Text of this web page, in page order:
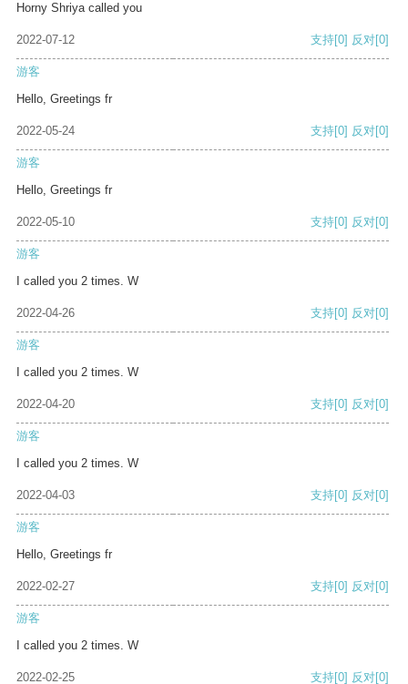
Horny Shriya called you
2022-07-12 支持[0] 反对[0]
游客
Hello, Greetings fr
2022-05-24 支持[0] 反对[0]
游客
Hello, Greetings fr
2022-05-10 支持[0] 反对[0]
游客
I called you 2 times. W
2022-04-26 支持[0] 反对[0]
游客
I called you 2 times. W
2022-04-20 支持[0] 反对[0]
游客
I called you 2 times. W
2022-04-03 支持[0] 反对[0]
游客
Hello, Greetings fr
2022-02-27 支持[0] 反对[0]
游客
I called you 2 times. W
2022-02-25 支持[0] 反对[0]